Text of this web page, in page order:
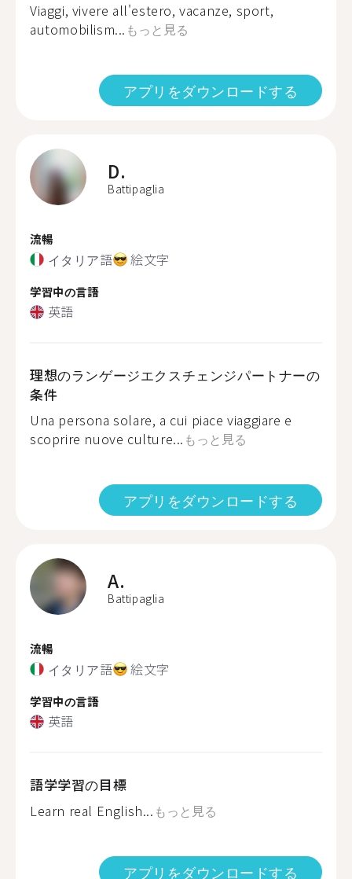
Viaggi, vivere all'estero, vacanze, sport,
automobilism... もっと見る
アプリをダウンロードする
D.
Battipaglia
流暢
イタリア語 絵文字
学習中の言語
英語
理想のランゲージエクスチェンジパートナーの
条件
Una persona solare, a cui piace viaggiare e
scoprire nuove culture... もっと見る
アプリをダウンロードする
A.
Battipaglia
流暢
イタリア語 絵文字
学習中の言語
英語
語学学習の目標
Learn real English... もっと見る
アプリをダウンロードする